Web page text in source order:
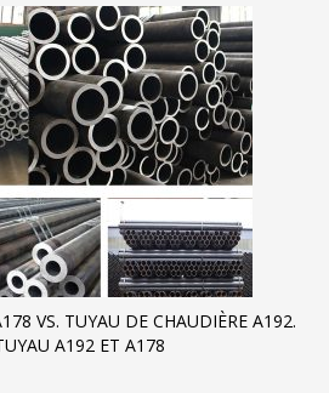
VS. TUYAU DE CHAUDIÈRE A192.
A192 ET A178